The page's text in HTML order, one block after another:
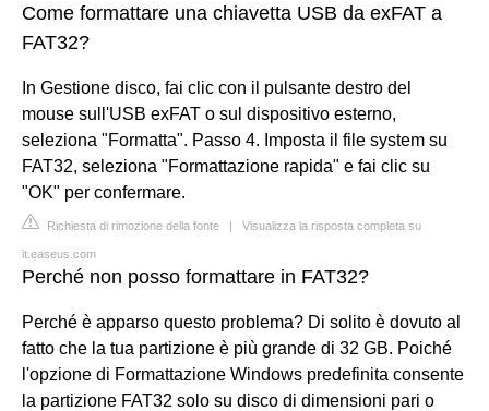
Come formattare una chiavetta USB da exFAT a
FAT32?
In Gestione disco, fai clic con il pulsante destro del
mouse sull'USB exFAT o sul dispositivo esterno,
seleziona "Formatta". Passo 4. Imposta il file system su
FAT32, seleziona "Formattazione rapida" e fai clic su
"OK" per confermare.
Richiesta di rimozione della fonte | Visualizza la risposta completa su
it.easeus.com
Perché non posso formattare in FAT32?
Perché è apparso questo problema? Di solito è dovuto al
fatto che la tua partizione è più grande di 32 GB. Poiché
l'opzione di Formattazione Windows predefinita consente
la partizione FAT32 solo su disco di dimensioni pari o